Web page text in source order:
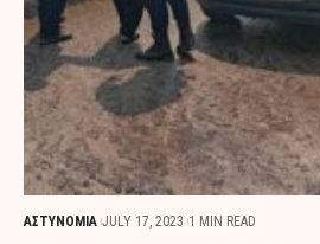
ΑΣΤΥΝΟΜΙΑ JULY 17, 2023 1 MIN READ